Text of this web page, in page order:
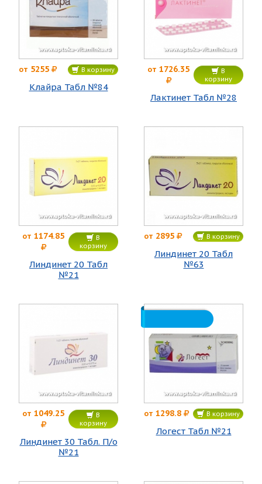
от 5255 В корзину
Клайра Табл №84
от 1726.35
В
корзину
Лактинет Табл №28
от 1174.85
В
корзину
Линдинет 20 Табл
№21
от 2895 В корзину
Линдинет 20 Табл
№63
от 1049.25
В
корзину
Линдинет 30 Табл. П/о
№21
от 1298.8 В корзину
Логест Табл №21